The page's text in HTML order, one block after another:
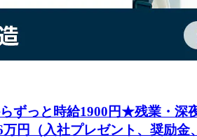
らずっと時給1900円★残業・
（入社プレゼント、奨励金